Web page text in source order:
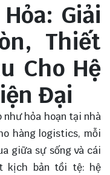
Giải
Thiết
Cho Hệ
Đại
như hỏa hoạn tại nhà
hàng logistics, mỗi
giữa sự sống và cái
kịch bản tồi tệ: hệ